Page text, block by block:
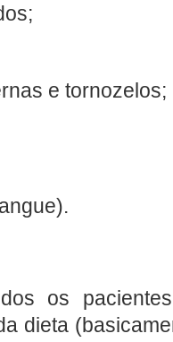
e tornozelos;
os
dieta